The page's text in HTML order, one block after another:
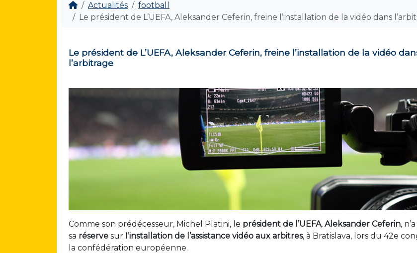
Actualités
football
Le président de L’UEFA, Aleksander Ceferin, freine l’installation de la vidéo dans
Le président de L’UEFA, Aleksander Ceferin, freine l’installation de la vidéo
l’arbitrage
Comme son prédécesseur, Michel Platini, le président de l’UEFA, Aleksander Ceferin,
sa réserve sur l’installation de l’assistance vidéo aux arbitres, à Bratislava, lors du 42e
la confédération européenne.